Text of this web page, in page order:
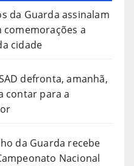
da Guarda assinalam
comemorações a
cidade
defronta, amanhã,
contar para a
da Guarda recebe
Nacional